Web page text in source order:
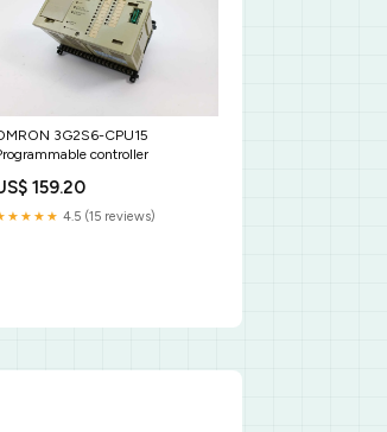
3G2S6-CPU15
controller
159.20
4.5 (15 reviews)